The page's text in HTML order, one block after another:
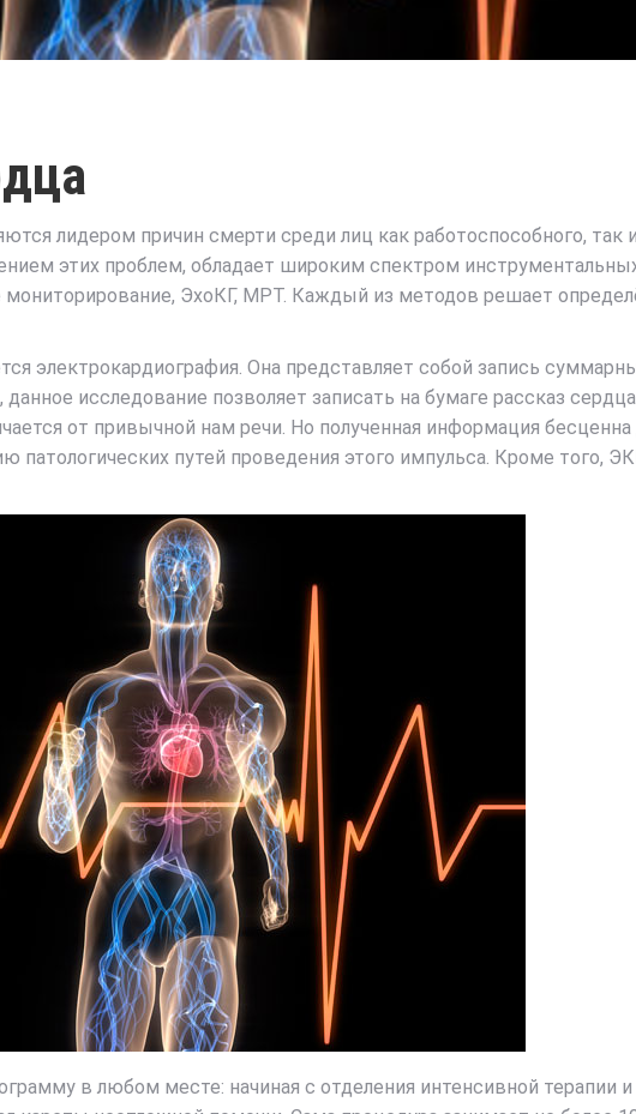
лидером причин смерти среди лиц как работоспособного, так
этих проблем, обладает широким спектром
ЭхоКГ, МРТ. Каждый из методов решает
электрокардиография. Она представляет собой запись
исследование позволяет записать на бумаге рассказ
от привычной нам речи. Но полученная информация
патологических путей проведения этого импульса. Кроме того,
в любом месте: начиная с отделения интенсивной терапии и